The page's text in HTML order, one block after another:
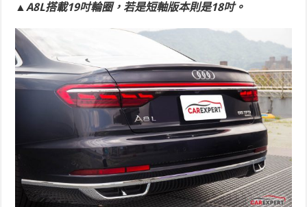
▲A8L搭載19吋輪圈，若是短軸版本則是18吋。